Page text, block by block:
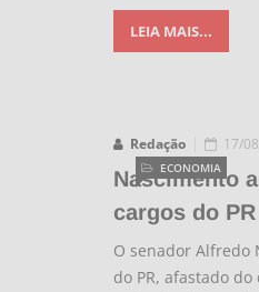
LEIA MAIS...
Redação
ECONOMIA
17/
Nascimento
cargos do PR
O senador Alfredo
do PR, afastado